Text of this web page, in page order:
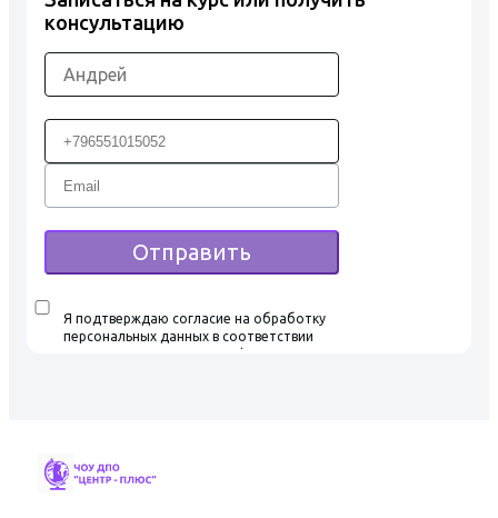
консультацию
Отправить
Я подтверждаю согласие на обработку
персональных данных в соответствии